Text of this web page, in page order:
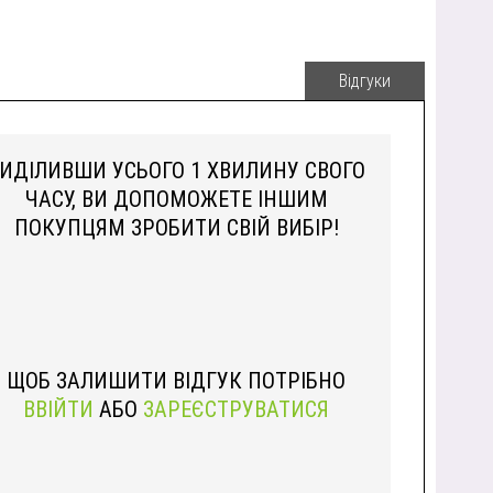
Відгуки
УСЬОГО 1 ХВИЛИНУ СВОГО
ЧАСУ, ВИ ДОПОМОЖЕТЕ ІНШИМ
ПОКУПЦЯМ ЗРОБИТИ СВІЙ ВИБІР!
ЩОБ ЗАЛИШИТИ ВІДГУК ПОТРІБНО
ВВІЙТИ АБО ЗАРЕЄСТРУВАТИСЯ